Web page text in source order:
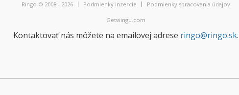
Ringo © 2008 - 2026 Podmienky inzercie Podmienky spracovania údajov
Getwingu.com
Kontaktovať nás môžete na emailovej adrese ringo@ringo.sk.